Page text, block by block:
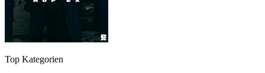
Top Kategorien